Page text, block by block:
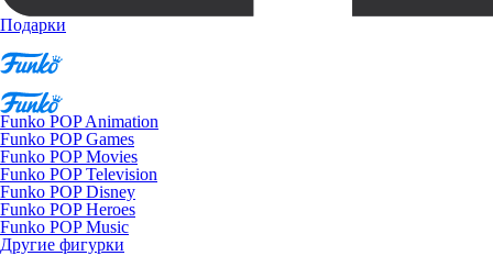
Подарки
Funko POP Animation
Funko POP Games
Funko POP Movies
Funko POP Television
Funko POP Disney
Funko POP Heroes
Funko POP Music
Другие фигурки